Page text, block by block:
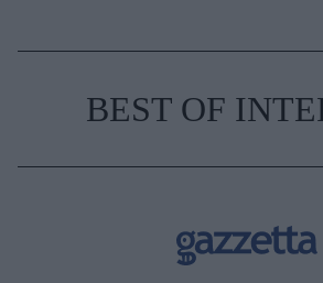
BEST OF